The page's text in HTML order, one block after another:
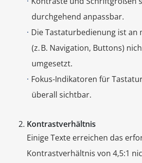
durchgehend anpassbar.
Die Tastaturbedienung ist an
(z. B. Navigation, Buttons)
umgesetzt.
Fokus-Indikatoren für
überall sichtbar.
Kontrastverhältnis
Einige Texte erreichen das
Kontrastverhältnis von 4,5:1